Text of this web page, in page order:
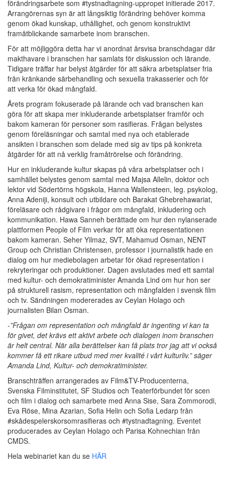
förändringsarbete som #tystnadtagning-uppropet initierade 2017.
Arrangörernas syn är att långsiktig förändring behöver komma
genom ökad kunskap, uthållighet, och genom konstruktivt
framåtblickande samarbete inom branschen.
För att möjliggöra detta har vi anordnat årsvisa branschdagar där
makthavare i branschen har samlats för diskussion och lärande.
Tidigare träffar har belyst åtgärder för att säkra arbetsplatser fria
från kränkande särbehandling och sexuella trakasserier och för
att verka för ökad mångfald.
Årets program fokuserade på lärande och vad branschen kan
göra för att skapa mer inkluderande arbetsplatser framför och
bakom kameran för personer som rasifieras. Frågan belystes
genom föreläsningar och samtal med nya och etablerade
ansikten i branschen som delade med sig av tips på konkreta
åtgärder för att nå verklig framåtrörelse och förändring.
Hur en inkluderande kultur skapas på våra arbetsplatser och i
samhället belystes genom samtal med Majsa Allelin, doktor och
lektor vid Södertörns högskola, Hanna Wallensteen, leg. psykolog,
Anna Adeniji, konsult och utbildare och Barakat Ghebrehawariat,
föreläsare och rådgivare i frågor om mångfald, inkludering och
kommunikation. Hawa Sanneh berättade om hur den nylanserade
plattformen People of Film verkar för att öka representationen
bakom kameran. Seher Yilmaz, SVT, Mahamud Osman, NENT
Group och Christian Christensen, professor i journalistik hade en
dialog om hur mediebolagen arbetar för ökad representation i
rekryteringar och produktioner. Dagen avslutades med ett samtal
med kultur- och demokratiminister Amanda Lind om hur hon ser
på strukturell rasism, representation och mångfalden i svensk film
och tv. Sändningen modererades av Ceylan Holago och
journalisten Bilan Osman.
-”Frågan om representation och mångfald är ingenting vi kan ta
för givet, det krävs ett aktivt arbete och dialogen inom branschen
är helt central. När alla berättelser kan få plats tror jag att vi också
kommer få ett rikare utbud med mer kvalité i vårt kulturliv.” säger
Amanda Lind, Kultur- och demokratiminister.
Branschträffen arrangerades av Film&TV-Producenterna,
Svenska Filminstitutet, SF Studios och Teaterförbundet för scen
och film i dialog och samarbete med Anna Sise, Sara Zommorodi,
Eva Röse, Mina Azarian, Sofia Helin och Sofia Ledarp från
#skådespelerskorsomrasifieras och #tystnadtagning. Eventet
producerades av Ceylan Holago och Parisa Kohnechian från
CMDS.
Hela webinariet kan du se HÄR